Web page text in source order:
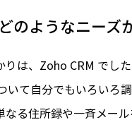
ようなニーズ
は、Zoho CRM でし
いて自分でもいろいろ
なる住所録や一斉メー